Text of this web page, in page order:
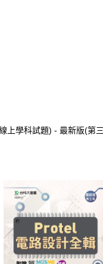
上學科試題) - 最新版(第